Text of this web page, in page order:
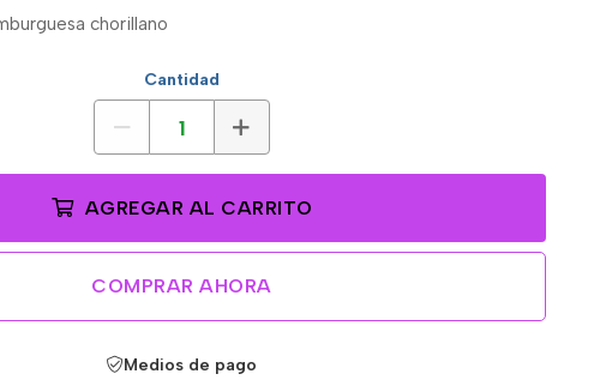
chorillano
Cantidad
AGREGAR AL CARRITO
COMPRAR AHORA
Medios de pago